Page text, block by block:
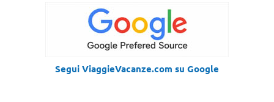
Segui ViaggieVacanze.com su Google